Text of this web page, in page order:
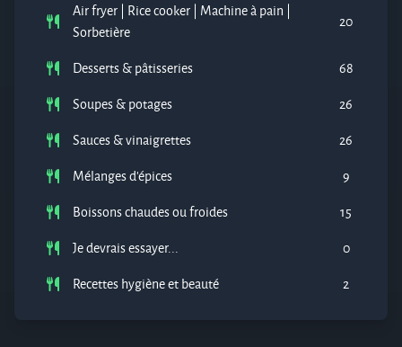
Air fryer | Rice cooker | Machine à pain |
Sorbetière
20
Desserts & pâtisseries
68
Soupes & potages
26
Sauces & vinaigrettes
26
Mélanges d'épices
9
Boissons chaudes ou froides
15
Je devrais essayer...
0
Recettes hygiène et beauté
2